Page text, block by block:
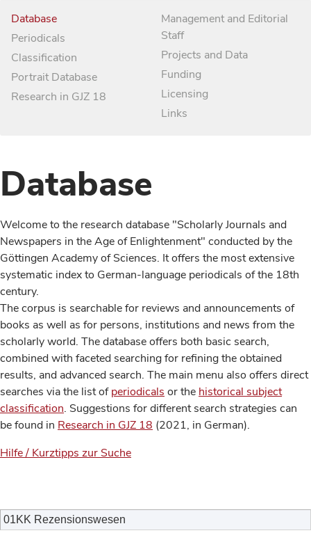
Database
Periodicals
Classification
Portrait Database
Research in GJZ 18
Management and Editorial
Staff
Projects and Data
Funding
Licensing
Links
Database
Welcome to the research database "Scholarly Journals and
Newspapers in the Age of Enlightenment" conducted by the
Göttingen Academy of Sciences. It offers the most extensive
systematic index to German-language periodicals of the 18th
century.
The corpus is searchable for reviews and announcements of
books as well as for persons, institutions and news from the
scholarly world. The database offers both basic search,
combined with faceted searching for refining the obtained
results, and advanced search. The main menu also offers direct
searches via the list ofperiodicals or the historical subject
classification. Suggestions for different search strategies can
be found in Research in GJZ 18 (2021, in German).
Hilfe / Kurztipps zur Suche